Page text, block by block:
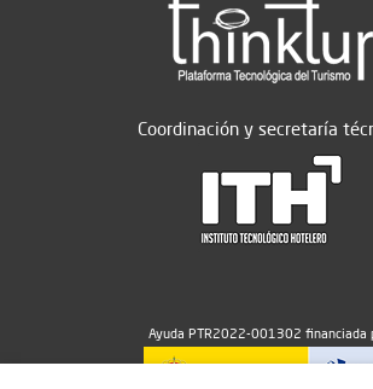
Coordinación y secretaría
Ayuda PTR2022-001302 financiada